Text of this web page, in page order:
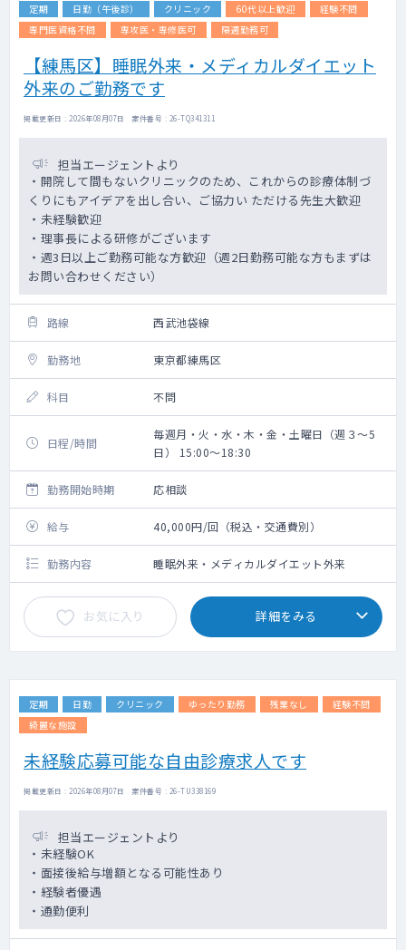
定期 日勤（午後診） クリニック 60代以上歓迎
経験不問
専門医資格不問
専攻医・専修医可 隔週勤務可
【練馬区】睡眠外来・メディカルダイエット
外来のご勤務です
掲載更新日 : 2026年08月07日 案件番号 : 26-TQ341311
担当エージェントより
・開院して間もないクリニックのため、これからの診療体制づ
くりにもアイデアを出し合い、ご協力い ただける先生大歓迎
・未経験歓迎
・理事長による研修がございます
・週3日以上ご勤務可能な方歓迎（週2日勤務可能な方もまずは
お問い合わせください）
路線 西武池袋線
勤務地 東京都練馬区
科目 不問
日程/時間
毎週月・火・水・木・金・土曜日（週３～5
日） 15:00～18:30
勤務開始時期 応相談
給与 40,000円/回（税込・交通費別）
勤務内容 睡眠外来・メディカルダイエット外来
お気に入り 詳細をみる
定期 日勤 クリニック ゆったり勤務 残業なし
経験不問
綺麗な施設
未経験応募可能な自由診療求人です
掲載更新日 : 2026年08月07日 案件番号 : 26-TU338169
担当エージェントより
・未経験OK
・面接後給与増額となる可能性あり
・経験者優遇
・通勤便利